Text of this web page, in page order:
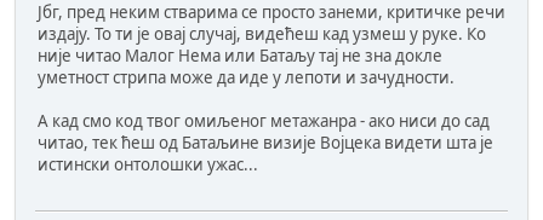
Јбг, пред неким стварима се просто занеми, критичке речи
издају. То ти је овај случај, видећеш кад узмеш у руке. Ко
није читао Малог Нема или Батаљу тај не зна докле
уметност стрипа може да иде у лепоти и зачудности.
А кад смо код твог омиљеног метажанра - ако ниси до сад
читао, тек ћеш од Батаљине визије Војцека видети шта је
истински онтолошки ужас...